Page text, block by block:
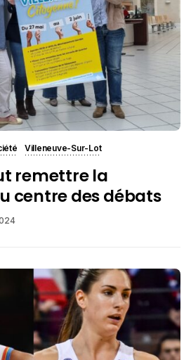
Villeneuve-Sur-Lot
remettre la
centre des débats